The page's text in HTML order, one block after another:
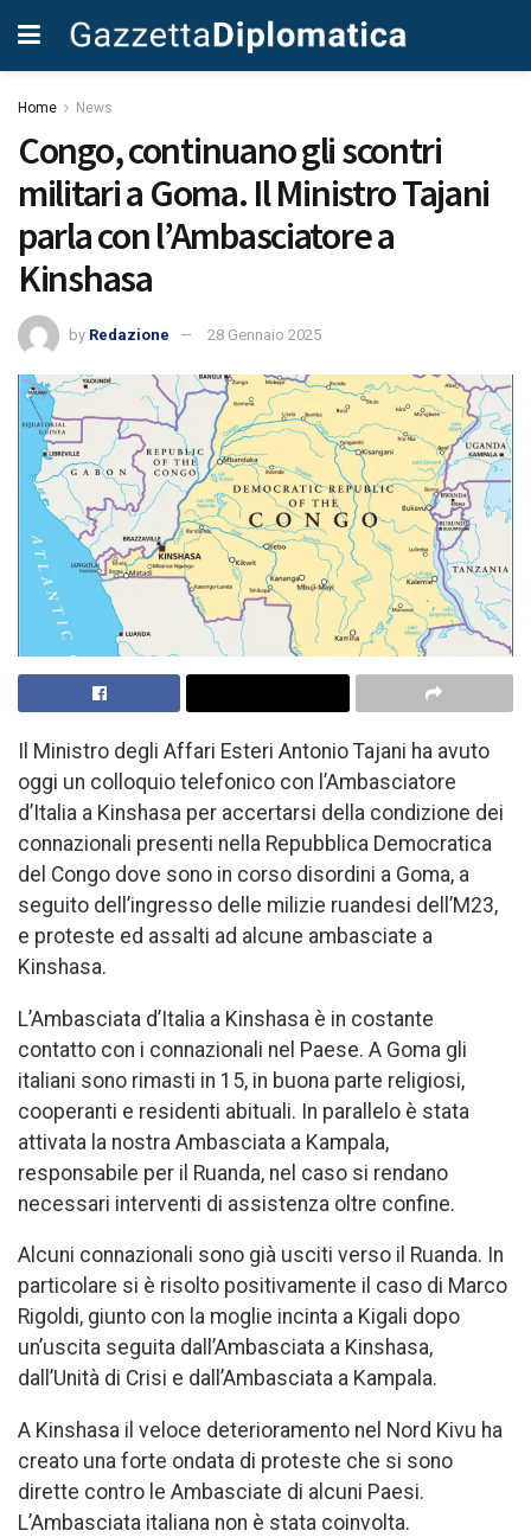
Home News
Congo, continuano gli scontri
militari a Goma. Il Ministro Tajani
parla con l’Ambasciatore a
Kinshasa
by Redazione 28 Gennaio 2025
Il Ministro degli Affari Esteri Antonio Tajani ha avuto
oggi un colloquio telefonico con l’Ambasciatore
d’Italia a Kinshasa per accertarsi della condizione dei
connazionali presenti nella Repubblica Democratica
del Congo dove sono in corso disordini a Goma, a
seguito dell’ingresso delle milizie ruandesi dell’M23,
e proteste ed assalti ad alcune ambasciate a
Kinshasa.
L’Ambasciata d’Italia a Kinshasa è in costante
contatto con i connazionali nel Paese. A Goma gli
italiani sono rimasti in 15, in buona parte religiosi,
cooperanti e residenti abituali. In parallelo è stata
attivata la nostra Ambasciata a Kampala,
responsabile per il Ruanda, nel caso si rendano
necessari interventi di assistenza oltre confine.
Alcuni connazionali sono già usciti verso il Ruanda. In
particolare si è risolto positivamente il caso di Marco
Rigoldi, giunto con la moglie incinta a Kigali dopo
un’uscita seguita dall’Ambasciata a Kinshasa,
dall’Unità di Crisi e dall’Ambasciata a Kampala.
A Kinshasa il veloce deterioramento nel Nord Kivu ha
creato una forte ondata di proteste che si sono
dirette contro le Ambasciate di alcuni Paesi.
L’Ambasciata italiana non è stata coinvolta.